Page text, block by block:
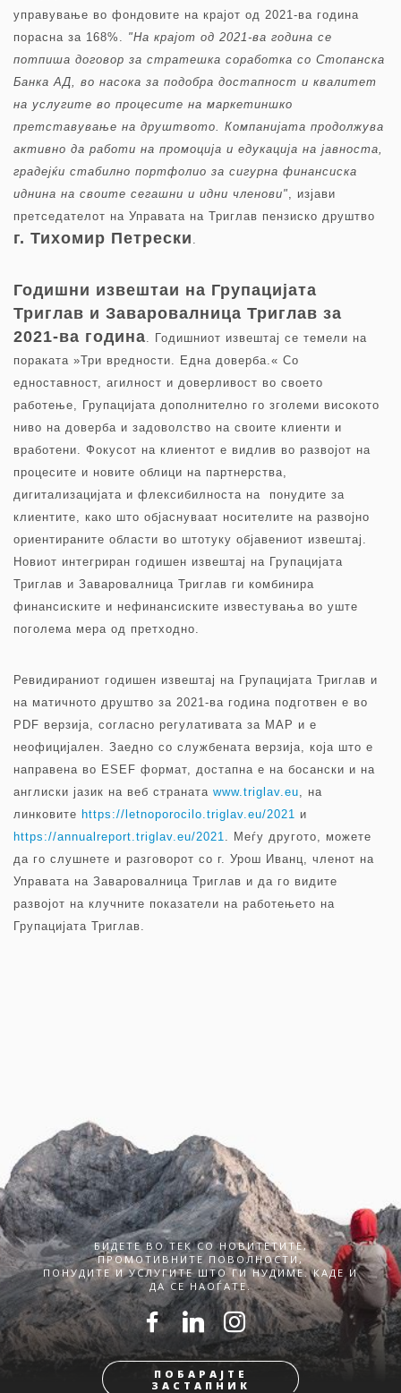
управување во фондовите на крајот од 2021-ва година
порасна за 168%. "На крајот од 2021-ва година се
потпиша договор за стратешка соработка со Стопанска
Банка АД, во насока за подобра достапност и квалитет
на услугите во процесите на маркетиншко
претставување на друштвото. Компанијата продолжува
активно да работи на промоција и едукација на јавноста,
градејќи стабилно портфолио за сигурна финансиска
иднина на своите сегашни и идни членови", изјави
претседателот на Управата на Триглав пензиско друштво
г. Тихомир Петрески .
Годишни извештаи на Групацијата
Триглав и Заваровалница Триглав за
2021-ва година. Годишниот извештај се темели на
пораката »Три вредности. Една доверба.« Со
едноставност, агилност и доверливост во своето
работење, Групацијата дополнително го зголеми високото
ниво на доверба и задоволство на своите клиенти и
вработени. Фокусот на клиентот е видлив во развојот на
процесите и новите облици на партнерства,
дигитализацијата и флексибилноста на понудите за
клиентите, како што објаснуваат носителите на развојно
ориентираните области во штотуку објавениот извештај.
Новиот интегриран годишен извештај на Групацијата
Триглав и Заваровалница Триглав ги комбинира
финансиските и нефинансиските известувања во уште
поголема мера од претходно.
Ревидираниот годишен извештај на Групацијата Триглав и
на матичното друштво за 2021-ва година подготвен е во
PDF верзија, согласно регулативата за МАР и е
неофицијален. Заедно со службената верзија, која што е
направена во ESEF формат, достапна е на босански и на
англиски јазик на веб страната www.triglav.eu, на
линковите https://letnoporocilo.triglav.eu/2021 и
https://annualreport.triglav.eu/2021. Меѓу другото, можете
да го слушнете и разговорот со г. Урош Иванц, членот на
Управата на Заваровалница Триглав и да го видите
развојот на клучните показатели на работењето на
Групацијата Триглав.
БИДЕТЕ ВО ТЕК СО НОВИТЕТИТЕ,
ПРОМОТИВНИТЕ ПОВОЛНОСТИ,
ПОНУДИТЕ И УСЛУГИТЕ ШТО ГИ НУДИМЕ. КАДЕ И
ДА СЕ НАОЃАТЕ.
ПОБАРАЈТЕ
ЗАСТАПНИК